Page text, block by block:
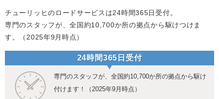
チューリッヒのロードサービスは24時間365日受付。
専門のスタッフが、全国約10,700か所の拠点から駆けつけま
す。（2025年9月時点）
24時間365日受付
専門のスタッフが、全国約10,700か所の拠点から駆け
付けます！（2025年9月時点）